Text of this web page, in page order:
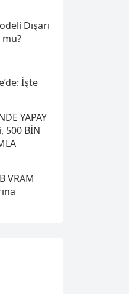
Dışarı
mu?
İşte
YAPAY
500 BİN
VRAM